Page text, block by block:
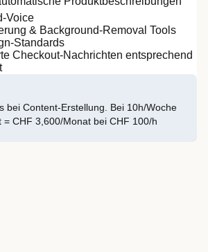
Voice
& Background-Removal Tools
Standards
Checkout-Nachrichten entsprechend
bei Content-Erstellung. Bei 10h/Woche
CHF 3,600/Monat bei CHF 100/h